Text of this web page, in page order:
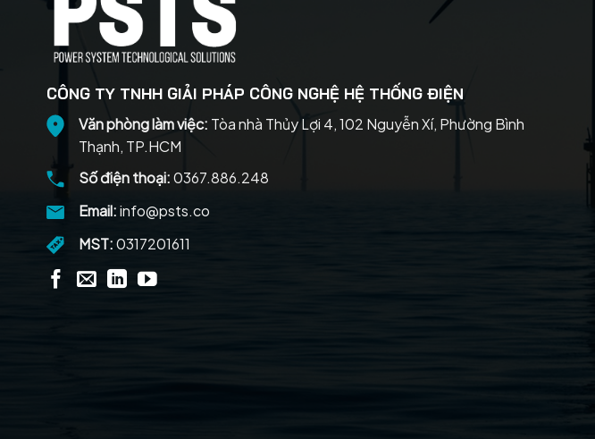
CÔNG TY TNHH GIẢI PHÁP CÔNG NGHỆ HỆ THỐNG ĐIỆN
Văn phòng làm việc: Tòa nhà Thủy Lợi 4, 102 Nguyễn Xí, Phường Bình
Thạnh, TP.HCM
Số điện thoại:0367.886.248
Email:info@psts.co
MST:0317201611